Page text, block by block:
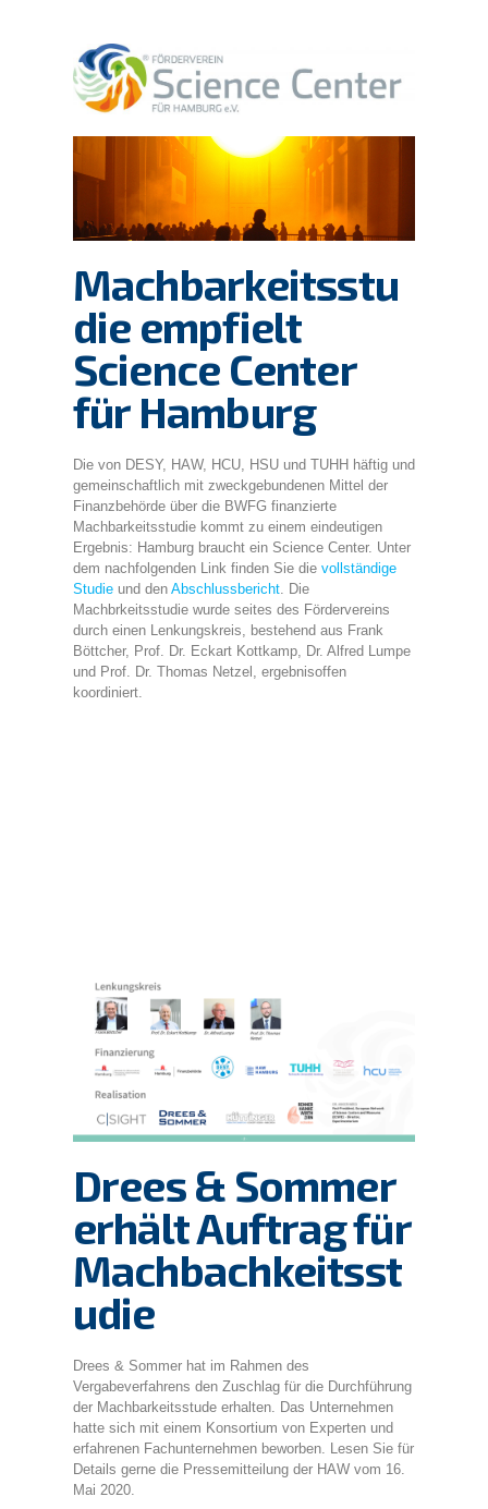
Machbarkeitsstu
die empfielt
Science Center
für Hamburg
Die von DESY, HAW, HCU, HSU und TUHH häftig und
gemeinschaftlich mit zweckgebundenen Mittel der
Finanzbehörde über die BWFG finanzierte
Machbarkeitsstudie kommt zu einem eindeutigen
Ergebnis: Hamburg braucht ein Science Center. Unter
dem nachfolgenden Link finden Sie dievollständige
Studieund den Abschlussbericht. Die
Machbrkeitsstudie wurde seites des Fördervereins
durch einen Lenkungskreis, bestehend aus Frank
Böttcher, Prof. Dr. Eckart Kottkamp, Dr. Alfred Lumpe
und Prof. Dr. Thomas Netzel, ergebnisoffen
koordiniert.
Drees & Sommer
erhält Auftrag für
Machbachkeitsst
udie
Drees & Sommer hat im Rahmen des
Vergabeverfahrens den Zuschlag für die Durchführung
der Machbarkeitsstude erhalten. Das Unternehmen
hatte sich mit einem Konsortium von Experten und
erfahrenen Fachunternehmen beworben. Lesen Sie für
Details gerne die Pressemitteilung der HAW vom 16.
Mai 2020.